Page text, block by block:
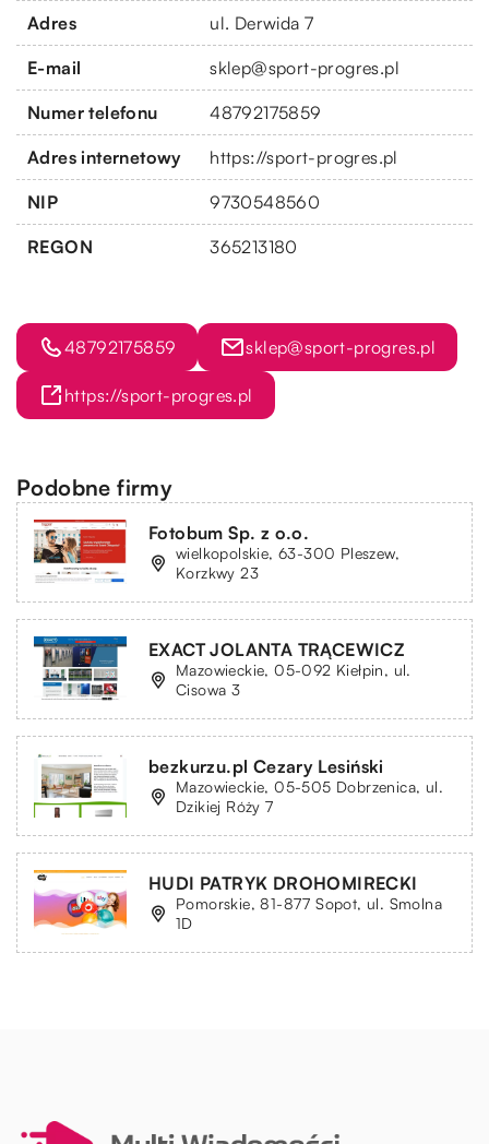
Adres ul. Derwida 7
E-mail sklep@sport-progres.pl
Numer telefonu 48792175859
Adres internetowy https://sport-progres.pl
NIP 9730548560
REGON 365213180
48792175859 sklep@sport-progres.pl
https://sport-progres.pl
Podobne firmy
Fotobum Sp. z o.o.
wielkopolskie, 63-300 Pleszew,
Korzkwy 23
EXACT JOLANTA TRĄCEWICZ
Mazowieckie, 05-092 Kiełpin, ul.
Cisowa 3
bezkurzu.pl Cezary Lesiński
Mazowieckie, 05-505 Dobrzenica, ul.
Dzikiej Róży 7
HUDI PATRYK DROHOMIRECKI
Pomorskie, 81-877 Sopot, ul. Smolna
1D